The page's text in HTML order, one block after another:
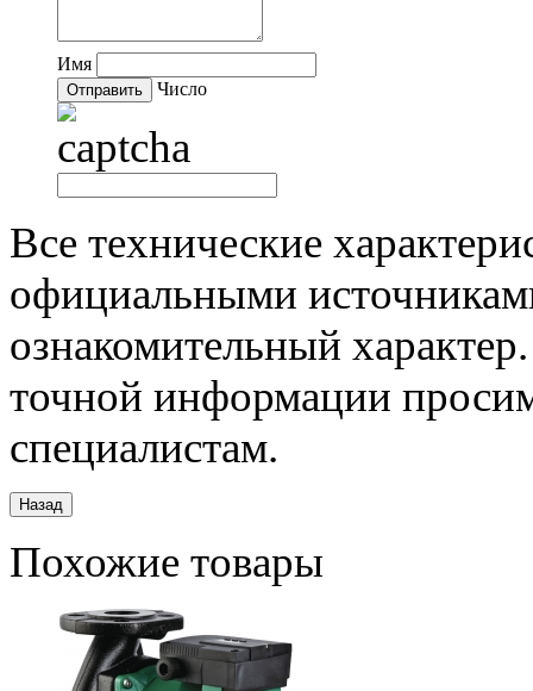
Имя
Число
Все технические
официальными
ознакомительный
точной информации
специалистам.
Похожие товары